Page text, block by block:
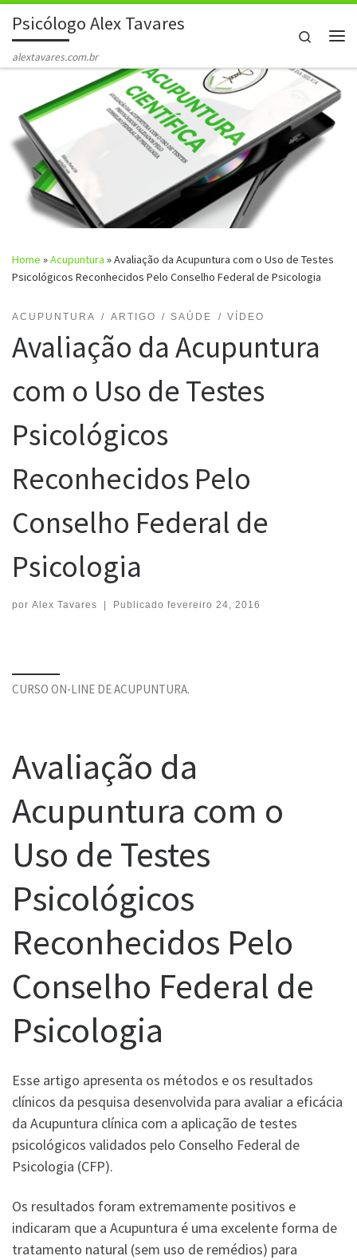
Skip to content
Psicólogo Alex Tavares
alextavares.com.br
Search
Home »Acupuntura »Avaliação da Acupuntura com o Uso de Testes
Psicológicos Reconhecidos Pelo Conselho Federal de Psicologia
ACUPUNTURA ARTIGO SAÚDE VÍDEO
Avaliação da Acupuntura
com o Uso de Testes
Psicológicos
Reconhecidos Pelo
Conselho Federal de
Psicologia
por Alex Tavares Publicado fevereiro 24, 2016
CURSO ON-LINE DE ACUPUNTURA.
Avaliação da
Acupuntura com o
Uso de Testes
Psicológicos
Reconhecidos Pelo
Conselho Federal de
Psicologia
Esse artigo apresenta os métodos e os resultados
clínicos da pesquisa desenvolvida para avaliar a eficácia
da Acupuntura clínica com a aplicação de testes
psicológicos validados pelo Conselho Federal de
Psicologia (CFP).
Os resultados foram extremamente positivos e
indicaram que a Acupuntura é uma excelente forma de
tratamento natural (sem uso de remédios) para